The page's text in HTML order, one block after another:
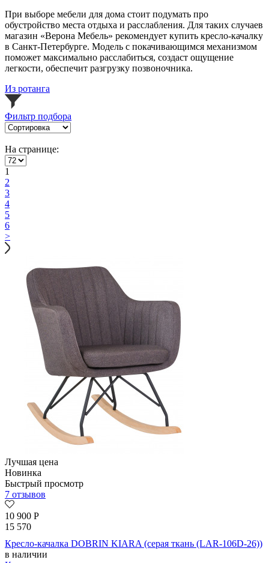
При выборе мебели для дома стоит подумать про
обустройство места отдыха и расслабления. Для таких случаев
магазин «Верона Мебель» рекомендует купить кресло-качалку
в Санкт-Петербурге. Модель с покачивающимся механизмом
поможет максимально расслабиться, создаст ощущение
легкости, обеспечит разгрузку позвоночника.
Из ротанга
Фильтр подбора
На странице:
1
2
3
4
5
6
>
Лучшая цена
Новинка
Быстрый просмотр
7 отзывов
10 900 Р
15 570
Кресло-качалка DOBRIN KIARA (серая ткань (LAR-106D-26))
в наличии